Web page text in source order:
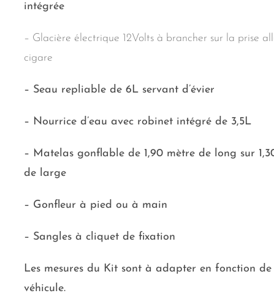
intégrée
– Glacière électrique 12Volts à brancher sur la prise
cigare
– Seau repliable de 6L servant d’évier
– Nourrice d’eau avec robinet intégré de 3,5L
– Matelas gonflable de 1,90 mètre de long sur
de large
– Gonfleur à pied ou à main
– Sangles à cliquet de fixation
Les mesures du Kit sont à adapter en fonction
véhicule.